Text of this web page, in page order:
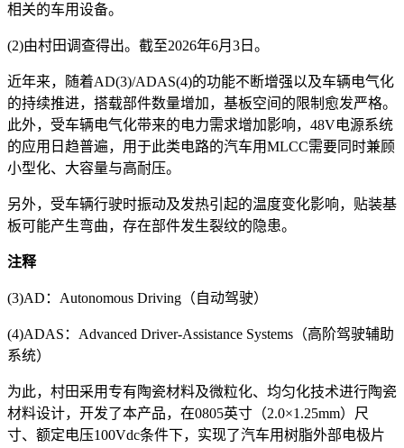
相关的车用设备。
(2)由村田调查得出。截至2026年6月3日。
近年来，随着AD(3)/ADAS(4)的功能不断增强以及车辆电气化
的持续推进，搭载部件数量增加，基板空间的限制愈发严格。
此外，受车辆电气化带来的电力需求增加影响，48V电源系统
的应用日趋普遍，用于此类电路的汽车用MLCC需要同时兼顾
小型化、大容量与高耐压。
另外，受车辆行驶时振动及发热引起的温度变化影响，贴装基
板可能产生弯曲，存在部件发生裂纹的隐患。
注释
(3)AD：Autonomous Driving（自动驾驶）
(4)ADAS：Advanced Driver-Assistance Systems（高阶驾驶辅助
系统）
为此，村田采用专有陶瓷材料及微粒化、均匀化技术进行陶瓷
材料设计，开发了本产品，在0805英寸（2.0×1.25mm）尺
寸、额定电压100Vdc条件下，实现了汽车用树脂外部电极片